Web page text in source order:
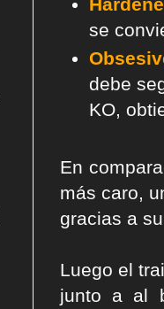
se
debe
KO,
En
más caro,
gracias a
Luego el
junto a al